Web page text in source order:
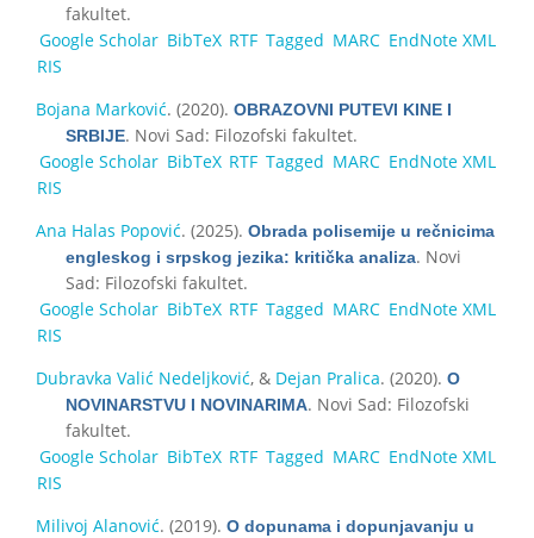
fakultet.
Google Scholar BibTeX RTF Tagged MARC EndNote XML
RIS
Bojana Marković. (2020). OBRAZOVNI PUTEVI KINE I
SRBIJE. Novi Sad: Filozofski fakultet.
Google Scholar BibTeX RTF Tagged MARC EndNote XML
RIS
Ana Halas Popović. (2025). Obrada polisemije u rečnicima
engleskog i srpskog jezika: kritička analiza. Novi
Sad: Filozofski fakultet.
Google Scholar BibTeX RTF Tagged MARC EndNote XML
RIS
Dubravka Valić Nedeljković, & Dejan Pralica. (2020). O
NOVINARSTVU I NOVINARIMA. Novi Sad: Filozofski
fakultet.
Google Scholar BibTeX RTF Tagged MARC EndNote XML
RIS
Milivoj Alanović. (2019). O dopunama i dopunjavanju u